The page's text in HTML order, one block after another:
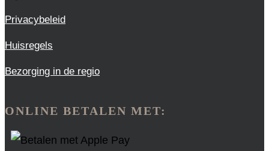
Privacybeleid
Huisregels
Bezorging in de regio
ONLINE BETALEN MET: